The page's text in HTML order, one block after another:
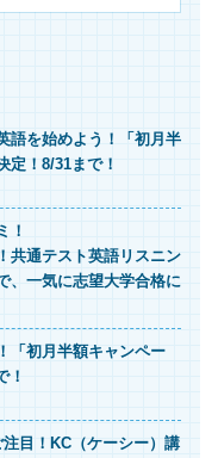
語を始めよう！「初月半
定！8/31まで！
！
共通テスト英語リスニン
一気に志望大学合格に
「初月半額キャンペー
！
目！KC（ケーシー）講